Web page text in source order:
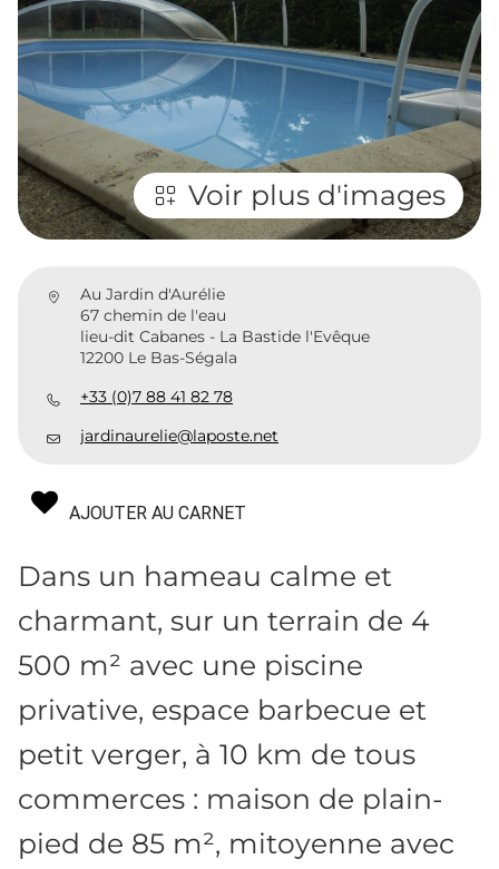
Voir plus d'images
Au Jardin d'Aurélie
67 chemin de l'eau
lieu-dit Cabanes - La Bastide l'Evêque
12200 Le Bas-Ségala
+33 (0)7 88 41 82 78
jardinaurelie@laposte.net
AJOUTER AU CARNET
Dans un hameau calme et
charmant, sur un terrain de 4
500 m² avec une piscine
privative, espace barbecue et
petit verger, à 10 km de tous
commerces : maison de plain-
pied de 85 m², mitoyenne avec